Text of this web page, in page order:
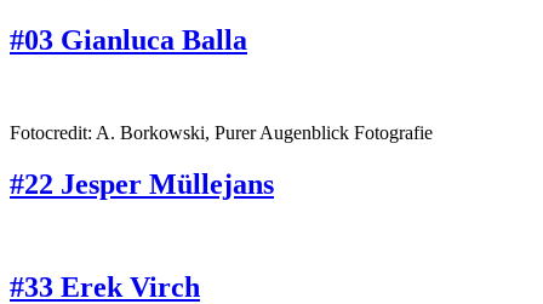
#03 Gianluca Balla
Fotocredit: A. Borkowski, Purer Augenblick Fotografie
#22 Jesper Müllejans
#33 Erek Virch